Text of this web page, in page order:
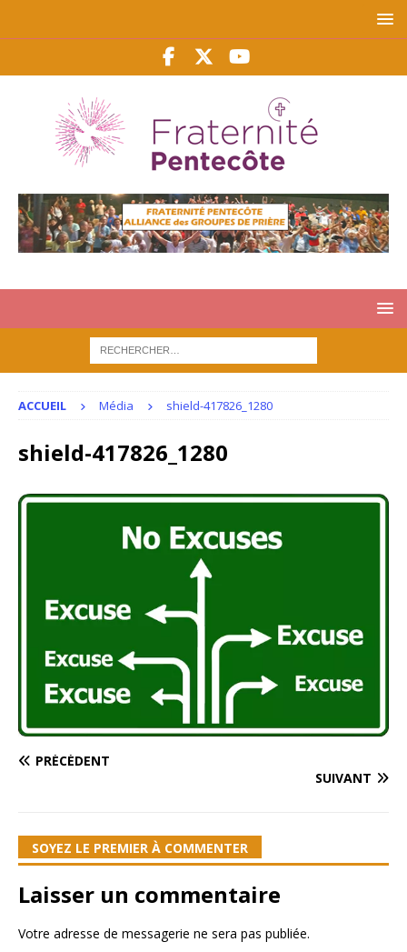
ACCUEIL Média shield-417826_1280
shield-417826_1280
PRÉCÉDENT
SUIVANT
SOYEZ LE PREMIER À COMMENTER
Laisser un commentaire
Votre adresse de messagerie ne sera pas publiée.